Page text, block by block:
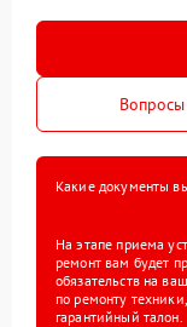
Какие документы
На этапе приема
ремонт вам будет
обязательств на
по ремонту
гарантийный талон.